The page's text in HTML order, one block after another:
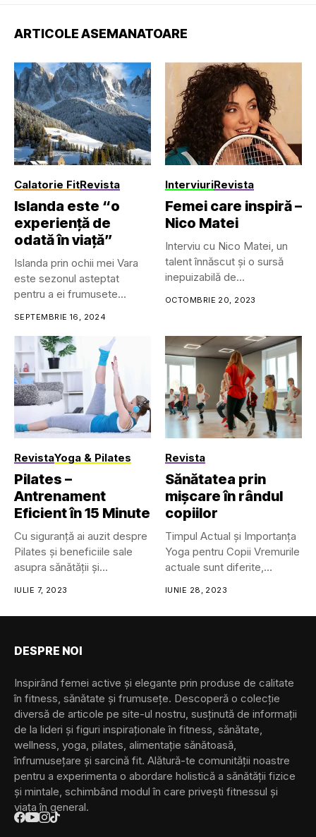
ARTICOLE ASEMANATOARE
Calatorie FitRevista
Islanda este “o
experiență de
odată în viață”
Islanda prin ochii mei Vara
este sezonul asteptat
pentru a ei frumusete...
SEPTEMBRIE 16, 2024
InterviuriRevista
Femei care inspiră –
Nico Matei
Interviu cu Nico Matei, un
talent înnăscut și o sursă
inepuizabilă de...
OCTOMBRIE 20, 2023
RevistaYoga & Pilates
Pilates –
Antrenament
Eficient în 15 Minute
Cu siguranță ai auzit despre
Pilates și beneficiile sale
asupra sănătății și...
IULIE 7, 2023
Revista
Sănătatea prin
mișcare în rândul
copiilor
Timpul Actual și Importanța
Yoga pentru Copii Vremurile
actuale sunt diferite,
IUNIE 28, 2023
DESPRE NOI
Inspirând femei active și elegante prin produse de calitate
în fitness, sănătate și frumusețe. Descoperă o colecție
diversă de articole pe site-ul nostru, susținută de informații
de la lideri și figuri inspiraționale în fitness, sănătate,
wellness, yoga, pilates, alimentație sănătoasă,
înfrumusețare și sarcină fit. Alătură-te comunității noastre
pentru a experimenta o abordare holistică a sănătății fizice
și mintale, schimbând modul în care privești fitnessul și
viața în general.